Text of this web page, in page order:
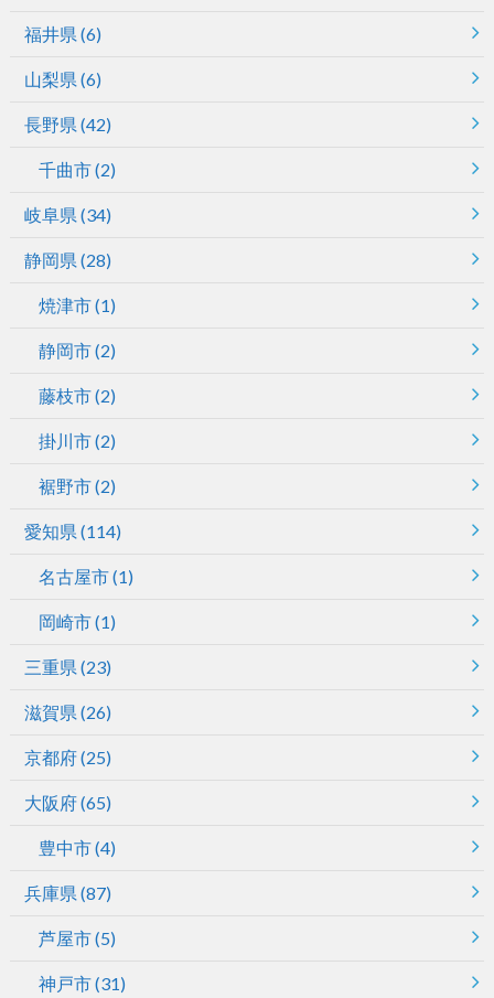
福井県 (6)
山梨県 (6)
長野県 (42)
千曲市(2)
岐阜県 (34)
静岡県 (28)
焼津市(1)
静岡市(2)
藤枝市(2)
掛川市(2)
裾野市(2)
愛知県 (114)
名古屋市(1)
岡崎市(1)
三重県 (23)
滋賀県 (26)
京都府(25)
大阪府(65)
豊中市(4)
兵庫県 (87)
芦屋市(5)
神戸市(31)